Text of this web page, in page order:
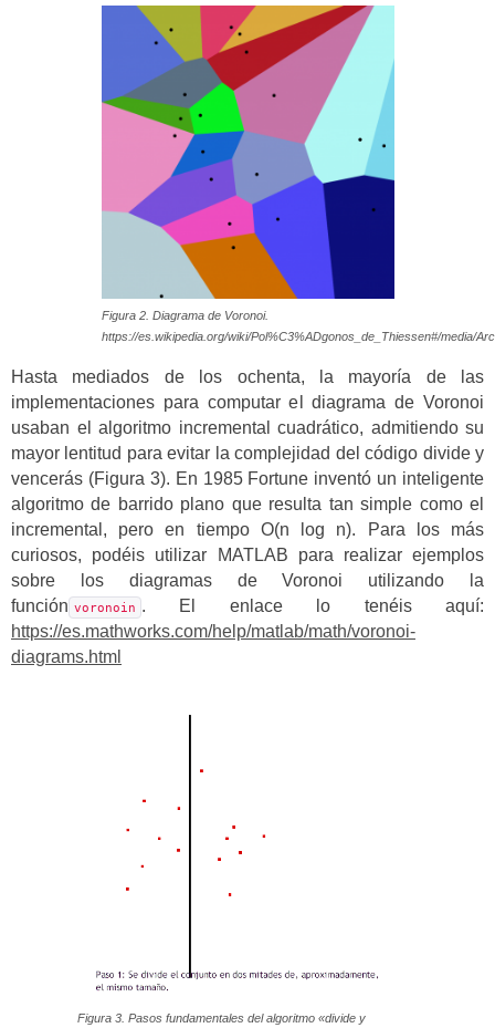
Figura 2. Diagrama de Voronoi.
https://es.wikipedia.org/wiki/Pol%C3%ADgonos_de_Thiessen#/media/
Hasta mediados de los ochenta, la mayoría de las
implementaciones para computar el diagrama de Voronoi
usaban el algoritmo incremental cuadrático, admitiendo su
mayor lentitud para evitar la complejidad del código divide y
vencerás (Figura 3). En 1985 Fortune inventó un inteligente
algoritmo de barrido plano que resulta tan simple como el
incremental, pero en tiempo O(n log n). Para los más
curiosos, podéis utilizar MATLAB para realizar ejemplos
sobre los diagramas de Voronoi utilizando la
función voronoin . El enlace lo tenéis aquí:
https://es.mathworks.com/help/matlab/math/voronoi-
diagrams.html
Figura 3. Pasos fundamentales del algoritmo «divide y